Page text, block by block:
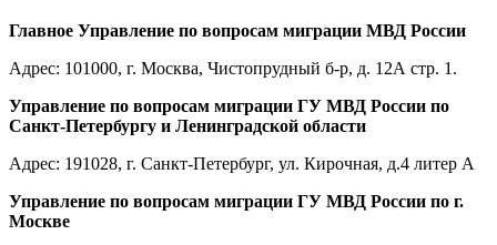
Главное Управление по вопросам миграции МВД России
Адрес: 101000, г. Москва, Чистопрудный б-р, д. 12А стр. 1.
Управление по вопросам миграции ГУ МВД России по
Санкт-Петербургу и Ленинградской области
Адрес: 191028, г. Санкт-Петербург, ул. Кирочная, д.4 литер А
Управление по вопросам миграции ГУ МВД России по г.
Москве